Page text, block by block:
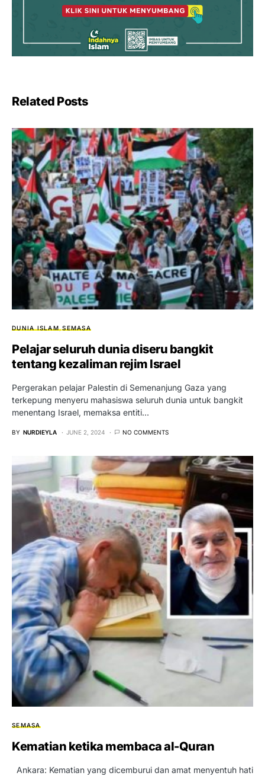
Related Posts
DUNIA ISLAM SEMASA
Pelajar seluruh dunia diseru bangkit
tentang kezaliman rejim Israel
Pergerakan pelajar Palestin di Semenanjung Gaza yang
terkepung menyeru mahasiswa seluruh dunia untuk bangkit
menentang Israel, memaksa entiti…
BY NURDIEYLA JUNE 2, 2024 NO COMMENTS
SEMASA
Kematian ketika membaca al-Quran
Ankara: Kematian yang dicemburui dan amat menyentuh hati